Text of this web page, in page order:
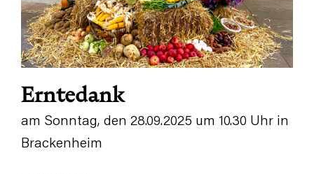
Erntedank
am Sonntag, den 28.09.2025 um 10.30 Uhr in
Brackenheim